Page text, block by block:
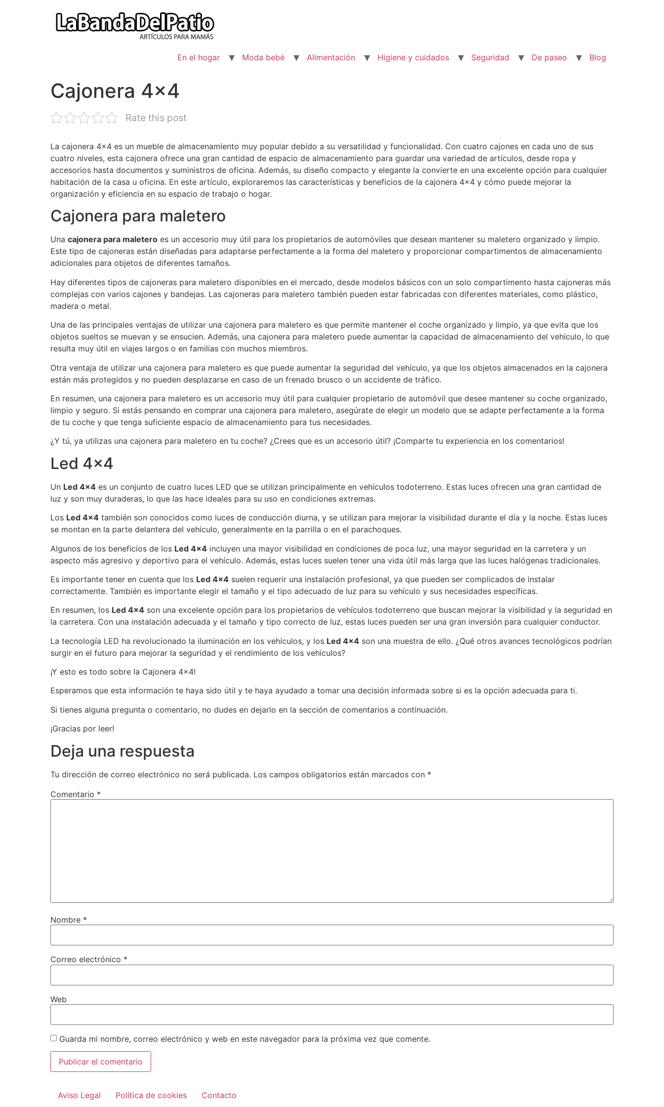
En el hogar Moda bebé Alimentación Higiene y cuidados Seguridad De paseo Blog
Cajonera 4×4
Rate this post
La cajonera 4×4 es un mueble de almacenamiento muy popular debido a su versatilidad y funcionalidad. Con cuatro cajones en cada uno de sus
cuatro niveles, esta cajonera ofrece una gran cantidad de espacio de almacenamiento para guardar una variedad de artículos, desde ropa y
accesorios hasta documentos y suministros de oficina. Además, su diseño compacto y elegante la convierte en una excelente opción para cualquier
habitación de la casa u oficina. En este artículo, exploraremos las características y beneficios de la cajonera 4×4 y cómo puede mejorar la
organización y eficiencia en su espacio de trabajo o hogar.
Cajonera para maletero
Una cajonera para maletero es un accesorio muy útil para los propietarios de automóviles que desean mantener su maletero organizado y limpio.
Este tipo de cajoneras están diseñadas para adaptarse perfectamente a la forma del maletero y proporcionar compartimentos de almacenamiento
adicionales para objetos de diferentes tamaños.
Hay diferentes tipos de cajoneras para maletero disponibles en el mercado, desde modelos básicos con un solo compartimento hasta cajoneras más
complejas con varios cajones y bandejas. Las cajoneras para maletero también pueden estar fabricadas con diferentes materiales, como plástico,
madera o metal.
Una de las principales ventajas de utilizar una cajonera para maletero es que permite mantener el coche organizado y limpio, ya que evita que los
objetos sueltos se muevan y se ensucien. Además, una cajonera para maletero puede aumentar la capacidad de almacenamiento del vehículo, lo que
resulta muy útil en viajes largos o en familias con muchos miembros.
Otra ventaja de utilizar una cajonera para maletero es que puede aumentar la seguridad del vehículo, ya que los objetos almacenados en la cajonera
están más protegidos y no pueden desplazarse en caso de un frenado brusco o un accidente de tráfico.
En resumen, una cajonera para maletero es un accesorio muy útil para cualquier propietario de automóvil que desee mantener su coche organizado,
limpio y seguro. Si estás pensando en comprar una cajonera para maletero, asegúrate de elegir un modelo que se adapte perfectamente a la forma
de tu coche y que tenga suficiente espacio de almacenamiento para tus necesidades.
¿Y tú, ya utilizas una cajonera para maletero en tu coche? ¿Crees que es un accesorio útil? ¡Comparte tu experiencia en los comentarios!
Led 4×4
Un Led 4×4 es un conjunto de cuatro luces LED que se utilizan principalmente en vehículos todoterreno. Estas luces ofrecen una gran cantidad de
luz y son muy duraderas, lo que las hace ideales para su uso en condiciones extremas.
Los Led 4×4 también son conocidos como luces de conducción diurna, y se utilizan para mejorar la visibilidad durante el día y la noche. Estas luces
se montan en la parte delantera del vehículo, generalmente en la parrilla o en el parachoques.
Algunos de los beneficios de los Led 4×4 incluyen una mayor visibilidad en condiciones de poca luz, una mayor seguridad en la carretera y un
aspecto más agresivo y deportivo para el vehículo. Además, estas luces suelen tener una vida útil más larga que las luces halógenas tradicionales.
Es importante tener en cuenta que los Led 4×4 suelen requerir una instalación profesional, ya que pueden ser complicados de instalar
correctamente. También es importante elegir el tamaño y el tipo adecuado de luz para su vehículo y sus necesidades específicas.
En resumen, los Led 4×4 son una excelente opción para los propietarios de vehículos todoterreno que buscan mejorar la visibilidad y la seguridad en
la carretera. Con una instalación adecuada y el tamaño y tipo correcto de luz, estas luces pueden ser una gran inversión para cualquier conductor.
La tecnología LED ha revolucionado la iluminación en los vehículos, y los Led 4×4 son una muestra de ello. ¿Qué otros avances tecnológicos podrían
surgir en el futuro para mejorar la seguridad y el rendimiento de los vehículos?
¡Y esto es todo sobre la Cajonera 4×4!
Esperamos que esta información te haya sido útil y te haya ayudado a tomar una decisión informada sobre si es la opción adecuada para ti.
Si tienes alguna pregunta o comentario, no dudes en dejarlo en la sección de comentarios a continuación.
¡Gracias por leer!
Deja una respuesta
Tu dirección de correo electrónico no será publicada. Los campos obligatorios están marcados con *
Comentario *
Nombre *
Correo electrónico *
Web
Guarda mi nombre, correo electrónico y web en este navegador para la próxima vez que comente.
Aviso Legal Política de cookies Contacto